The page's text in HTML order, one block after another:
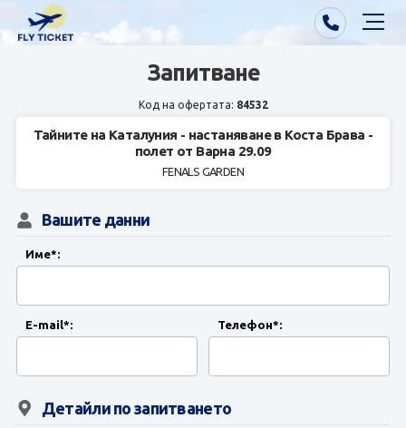
Почивки от Варна
Почивки от София/Пловдив/Бургас
Визи
За нас
ЗАПИТВАНЕ
Запитване
Код на офертата: 84532
Тайните на Каталуния - настаняване в Коста Брава -
полет от Варна 29.09
FENALS GARDEN
Вашите данни
Име*:
E-mail*: Телефон*:
Детайли по запитването